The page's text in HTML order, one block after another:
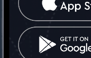
Контакт
Грузия: Тбилиси
Телефон: